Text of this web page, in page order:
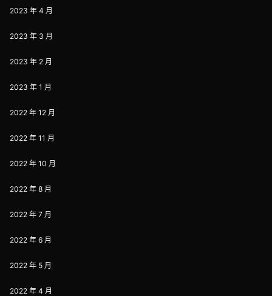
2023 年 4 月
2023 年 3 月
2023 年 2 月
2023 年 1 月
2022 年 12 月
2022 年 11 月
2022 年 10 月
2022 年 8 月
2022 年 7 月
2022 年 6 月
2022 年 5 月
2022 年 4 月